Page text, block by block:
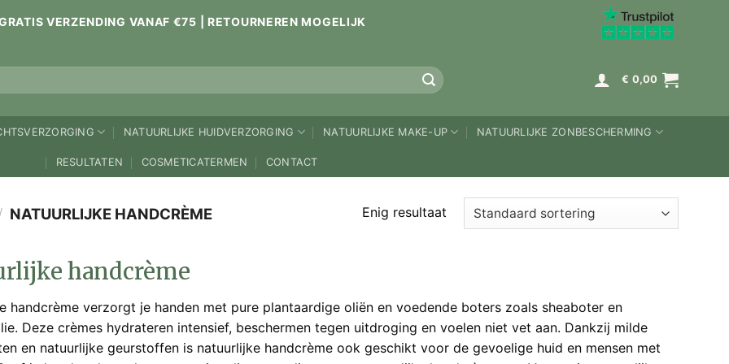
VERZENDING VANAF €75 | RETOURNEREN MOGELIJK
€ 0,00
NATUURLIJKE HUIDVERZORGING NATUURLIJKE MAKE-UP NATUURLIJKE ZONBESCHERMING
RESULTATEN COSMETICATERMEN CONTACT
NATUURLIJKE HANDCRÈME Enig resultaat
handcrème
handcrème verzorgt je handen met pure plantaardige oliën en voedende boters zoals sheaboter en
Deze crèmes hydrateren intensief, beschermen tegen uitdroging en voelen niet vet aan. Dankzij milde
en natuurlijke geurstoffen is natuurlijke handcrème ook geschikt voor de gevoelige huid en mensen met